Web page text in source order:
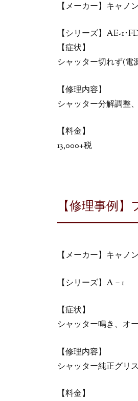
【メーカー】キャノン
【シリーズ】AE-1･
【症状】
シャッター切れず(
【修理内容】
シャッター分解調整
【料金】
13,000+税
【修理事例
【メーカー】キャノン
【シリーズ】A－1
【症状】
シャッター鳴き、オ
【修理内容】
シャッター純正グリ
【料金】